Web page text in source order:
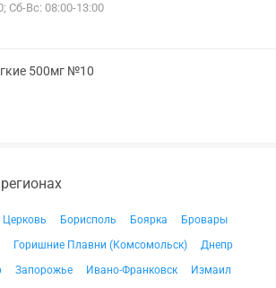
Сб-Вс: 08:00-13:00
500мг №10
Церковь Борисполь Боярка
Бровары
Горишние Плавни (Комсомольск)
Днепр
Запорожье Ивано-Франковск
Измаил